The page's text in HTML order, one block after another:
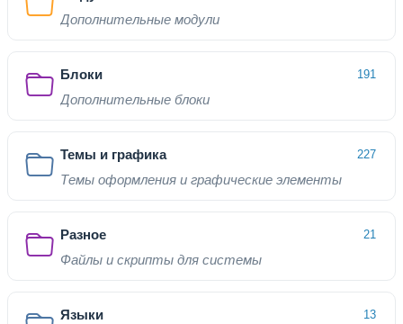
Дополнительные модули
Блоки 191
Дополнительные блоки
Темы и графика 227
Темы оформления и графические элементы
Разное 21
Файлы и скрипты для системы
Языки 13